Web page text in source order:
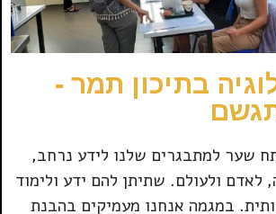
בתיכון תמר -
שער למתבגרים שלנו לידע נרחב,
לאדם ולעולם. שתיתן להם ידע ולימוד
במגמה אנחנו מעמיקים בהבנת